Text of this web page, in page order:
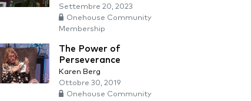
Settembre 20, 2023
Onehouse Community
Membership
The Power of
Perseverance
Karen Berg
Ottobre 30, 2019
Onehouse Community